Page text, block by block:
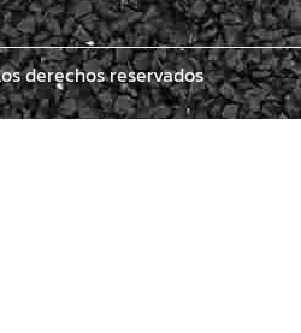
derechos reservados